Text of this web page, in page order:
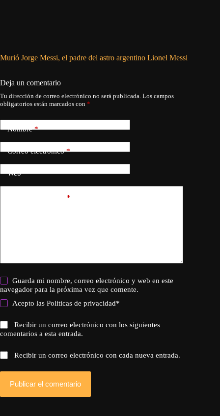
Murió Jorge Messi, el padre del astro argentino Lionel Messi
Deja un comentario
Tu dirección de correo electrónico no será publicada. Los campos
obligatorios están marcados con *
Nombre*
Correo electrónico*
Web
*
Guarda mi nombre, correo electrónico y web en este
navegador para la próxima vez que comente.
Acepto lasPoliticas de privacidad*
Recibir un correo electrónico con los siguientes
comentarios a esta entrada.
Recibir un correo electrónico con cada nueva entrada.
Publicar el comentario